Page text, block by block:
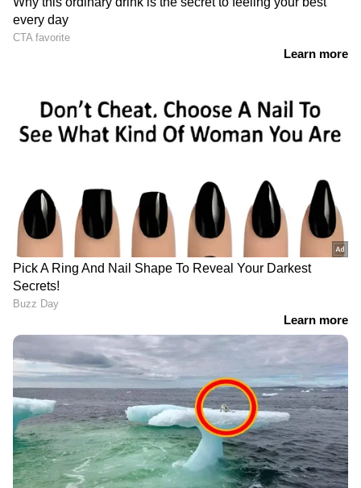
Related Articles
എൽപിജി ഉപഭോക്താക്കളുടെ ഏജൻസി
മാറ്റാൻ എണ്ണ കമ്പനികൾക്ക്
അധികാരമുണ്ടെന്ന് ഹൈക്കോടതി
ഒരു രക്ഷയുമില്ല! സ്വർണത്തിന്റെ ട്രെന്റ്
മണിക്കൂറുകൾക്കുള്ളിൽ കൂടിയത് 1160